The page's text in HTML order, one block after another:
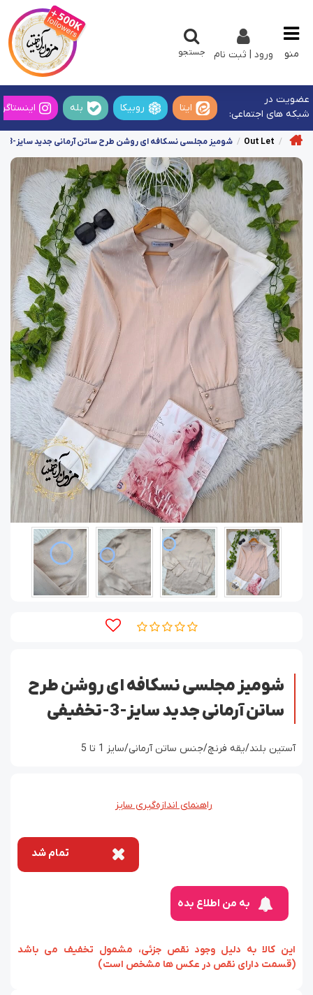
منو ورود | ثبت نام جستجو
عضویت در
شبکه های اجتماعی:
ایتا روبیکا بله
Out Let شومیز مجلسی نسکافه ای روشن طرح ساتن آرمانی جدید سایز-3-تخفیفی
شومیز مجلسی نسکافه ای روشن طرح
ساتن آرمانی جدید سایز-3-تخفیفی
آستین بلند/یقه فرنچ/جنس ساتن آرمانی/سایز 1 تا 5
راهنمای اندازه‌گیری سایز
تمام شد
به من اطلاع بده
‏‫این کالا به دلیل وجود نقص جزئی، مشمول تخفیف می باشد
(قسمت دارای نقص در عکس ها مشخص است)